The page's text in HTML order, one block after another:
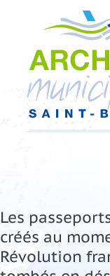
Les
créés au
Révolution